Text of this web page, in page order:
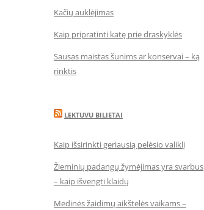
Kačių auklėjimas
Kaip pripratinti katę prie draskyklės
Sausas maistas šunims ar konservai – ką
rinktis
LEKTUVU BILIETAI
Kaip išsirinkti geriausią pelėsio valiklį
Žieminių padangų žymėjimas yra svarbus
– kaip išvengti klaidų
Medinės žaidimų aikštelės vaikams –